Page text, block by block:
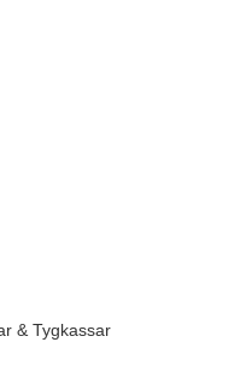
& Tygkassar